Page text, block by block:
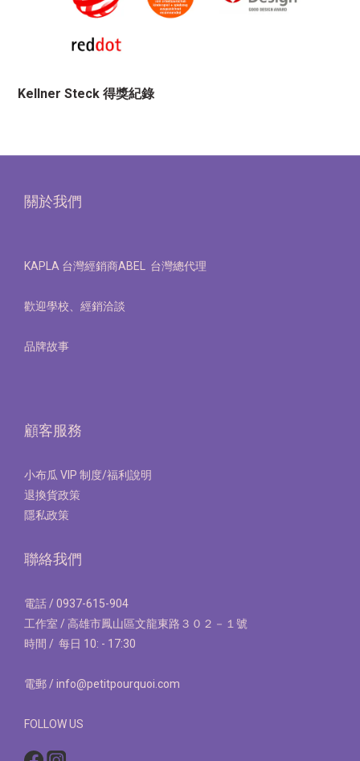
Kellner Steck 得獎紀錄
關於我們
KAPLA 台灣經銷商ABEL 台灣總代理
歡迎學校、經銷洽談
品牌故事
顧客服務
小布瓜 VIP 制度/福利說明
退換貨政策
隱私政策
聯絡我們
電話 / 0937-615-904
工作室 / 高雄市鳳山區文龍東路３０２－１號
時間 / 每日 10: - 17:30
電郵 / info@petitpourquoi.com
FOLLOW US